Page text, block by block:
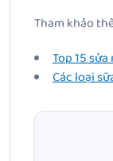
Tham khảo
Top 15
Các loại